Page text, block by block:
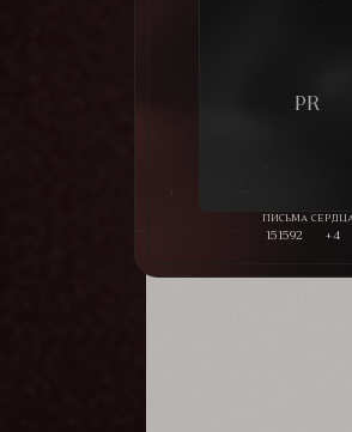
151592 +4